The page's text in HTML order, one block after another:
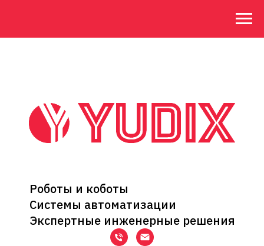
Роботы и коботы
Системы автоматизации
Экспертные инженерные решения